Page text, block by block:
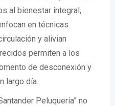
al bienestar integral,
en técnicas
y alivian
permiten a los
de desconexión y
largo día.
Peluquería” no